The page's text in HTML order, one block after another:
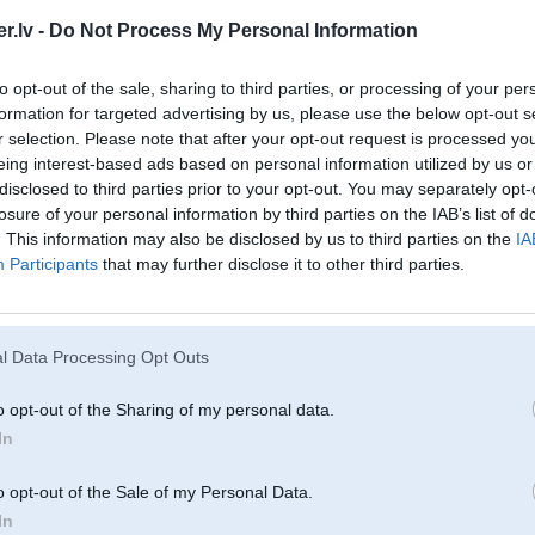
- Do Not Process My Personal Information
opt-out of the sale, sharing to third parties, or processing of your
for targeted advertising by us, please use the below opt-out
selection. Please note that after your opt-out request is processed
interest-based ads based on personal information utilized by us
to third parties prior to your opt-out. You may separately
of your personal information by third parties on the IAB’s list of
This information may also be disclosed by us to third parties on the
Participants that may further disclose it to other third parties.
Data Processing Opt Outs
opt-out of the Sharing of my personal data.
opt-out of the Sale of my Personal Data.
https://www.ss.lv/msg/lv/transport/cars/bmw/740/bicxm.html
https://www.ss.lv/msg/lv/transport/cars/bmw/740/anjop.html
[ Šo ziņu laboja Ramunis, 06 Feb 2015, 13:54:07 ]
здравствуйте
Я из Литвы, поэтому пишу на русском языке
Может быть, кто-то вы знаете что-нибудь об этих машинах?
gal kas nors apžiūrėjote juos?
для таких вопросов. Там тебе всё